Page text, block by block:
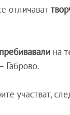
отличават
на
Габрово.
участват,